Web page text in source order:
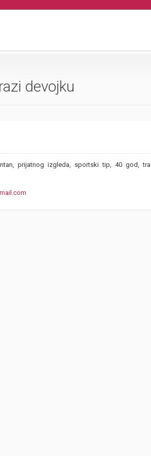
devojku
prijatnog izgleda, sportski tip, 40 god,